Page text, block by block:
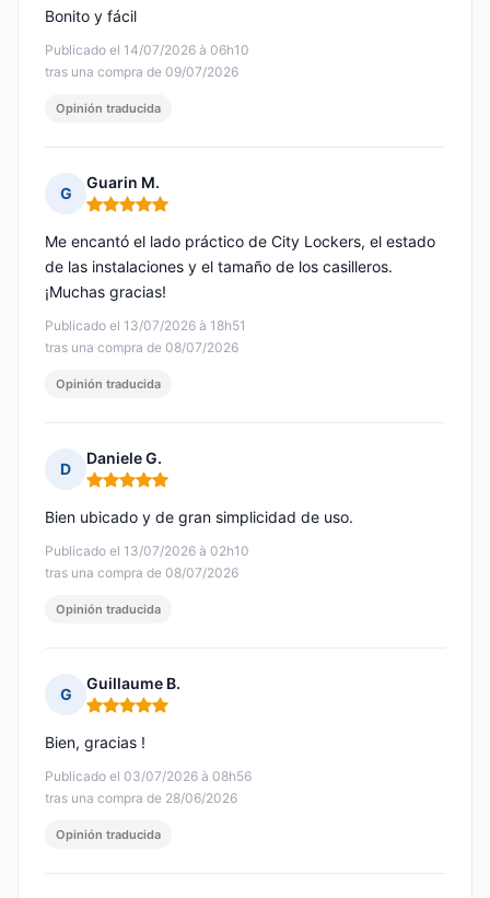
Publicado el 14/07/2026 à 06h10
tras una compra de 09/07/2026
Bonito y fácil
Opinión traducida
G
Guarin M.
Nota: 5 de 5
Publicado el 13/07/2026 à 18h51
tras una compra de 08/07/2026
Me encantó el lado práctico de City Lockers, el estado
de las instalaciones y el tamaño de los casilleros.
¡Muchas gracias!
Opinión traducida
D
Daniele G.
Nota: 5 de 5
Publicado el 13/07/2026 à 02h10
tras una compra de 08/07/2026
Bien ubicado y de gran simplicidad de uso.
Opinión traducida
G
Guillaume B.
Nota: 5 de 5
Publicado el 03/07/2026 à 08h56
tras una compra de 28/06/2026
Bien, gracias !
Opinión traducida